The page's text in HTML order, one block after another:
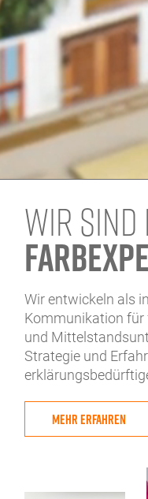
WIR SIND
Wir entwickeln als
Kommunikation für
und
Strategie und
MEHR ERFAHREN